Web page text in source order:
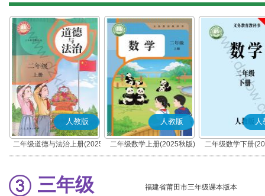
人教版
二年级道德与法治上册(2025
秋版)(部编版)
人教版
二年级数学上册(2025秋版)
人
二年级数学下册
三年级 福建省莆田市三年级课本版本